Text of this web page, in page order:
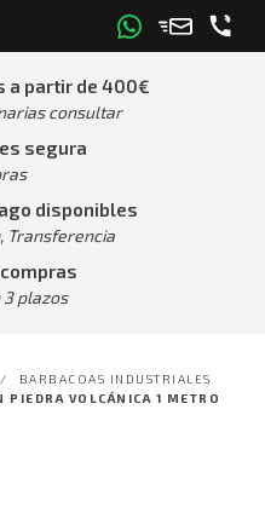
a partir de 400€
consultar
segura
disponibles
Transferencia
3 plazos
/
BARBACOAS INDUSTRIALES
VOLCÁNICA 1 METRO